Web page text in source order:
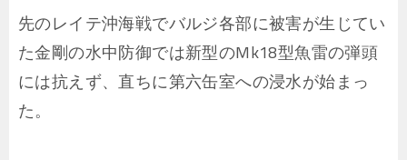
先のレイテ沖海戦でバルジ各部に被害が生じてい
た金剛の水中防御では新型のMk18型魚雷の弾頭
には抗えず、直ちに第六缶室への浸水が始まっ
た。